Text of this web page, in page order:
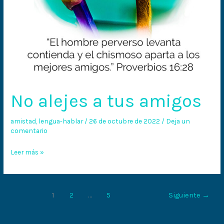
No alejes a tus amigos
amistad lengua-hablar/26 de octubre de 2022 / Deja un
comentario
Leer más »
1 2 … 5 Siguiente →